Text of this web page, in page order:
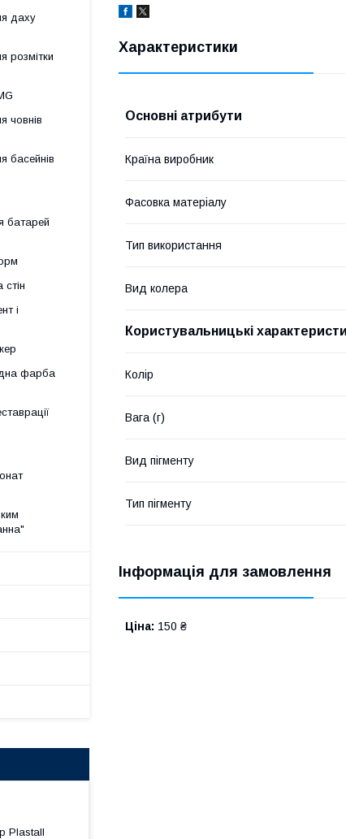
Характеристики
Основні атрибути
Країна виробник
Фасовка матеріалу
Тип використання
Вид колера
Користувальницькі
Колір
Вага (г)
Вид пігменту
Тип пігменту
Інформація для замовлення
Ціна: 150 ₴
даху
розмітки
човнів
басейнів
батарей
і
фарба
Plastall